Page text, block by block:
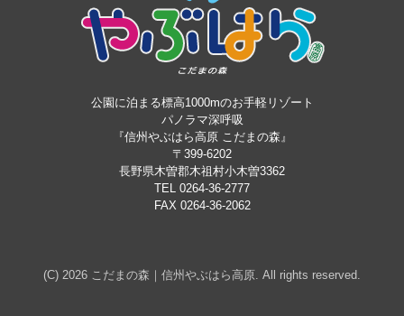
公園に泊まる標高1000mのお手軽リゾート
パノラマ深呼吸
『信州やぶはら高原 こだまの森』
〒399-6202
長野県木曽郡木祖村小木曽3362
TEL 0264-36-2777
FAX 0264-36-2062
(C) 2026 こだまの森｜信州やぶはら高原. All rights reserved.